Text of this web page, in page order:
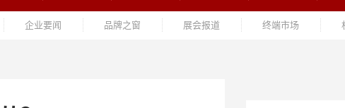
企业要闻 品牌之窗 展会报道 终端市场